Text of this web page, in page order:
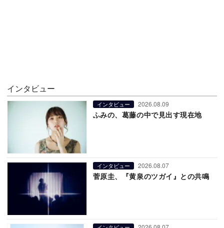
インタビュー
インタビュー 2026.08.09
ふみの、葛藤の中で見出す現在地
インタビュー 2026.08.07
菅原圭、『黄泉のツガイ』との共鳴